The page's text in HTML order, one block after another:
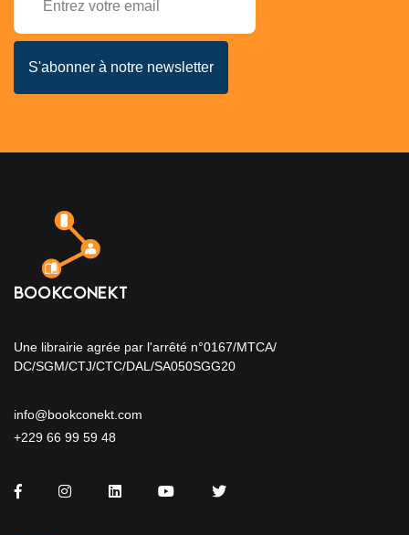
Une librairie agrée par l'arrêté n°0167/MTCA/
DC/SGM/CTJ/CTC/DAL/SA050SGG20
info@bookconekt.com
+229 66 99 59 48
FacebookInstagramLinkedInYou TubeTwitter